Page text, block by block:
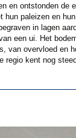
en ontstonden de
hun paleizen en
in lagen
een ui. Het
van overvloed en
regio kent nog